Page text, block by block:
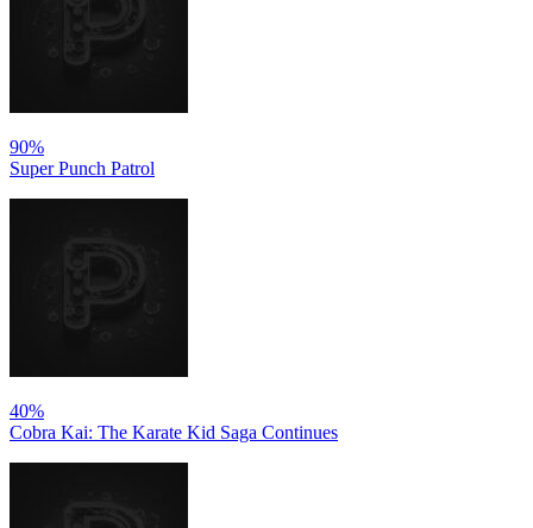
90%
Super Punch Patrol
40%
Cobra Kai: The Karate Kid Saga Continues